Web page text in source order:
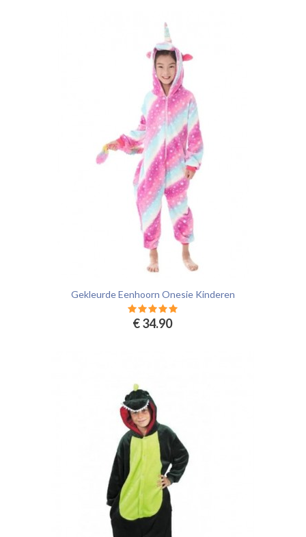
Gekleurde Eenhoorn Onesie Kinderen
€ 34.90